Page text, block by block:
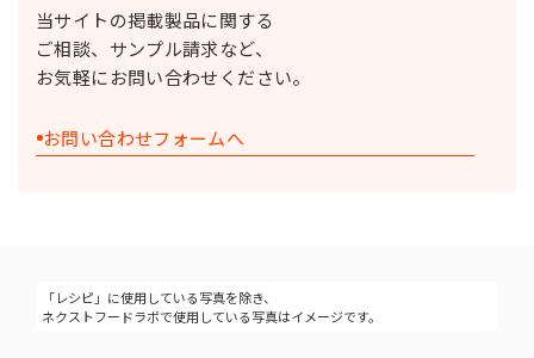
当サイトの掲載製品に関する
ご相談、サンプル請求など、
お気軽にお問い合わせください。
お問い合わせフォームへ
「レシピ」に使用している写真を除き、
ネクストフードラボで使用している写真はイメージです。